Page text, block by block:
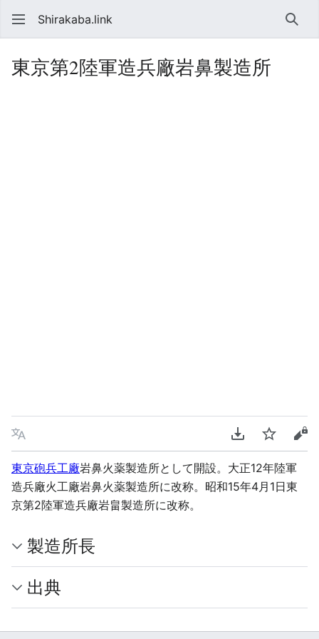
Shirakaba.link 検索
東京第2陸軍造兵廠岩鼻製造所
言語 PDFをダウンロ
ウォッチソ
東京砲兵工廠岩鼻火薬製造所として開設。大正12年陸軍
造兵廠火工廠岩鼻火薬製造所に改称。昭和15年4月1日東
京第2陸軍造兵廠岩畠製造所に改称。
製造所長
出典